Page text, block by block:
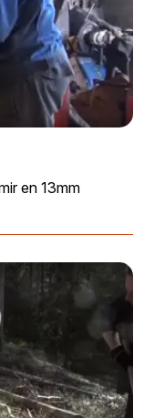
en 13mm